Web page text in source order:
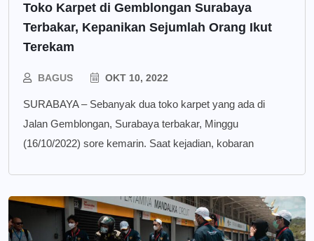
Toko Karpet di Gemblongan Surabaya
Terbakar, Kepanikan Sejumlah Orang Ikut
Terekam
BAGUS OKT 10, 2022
SURABAYA – Sebanyak dua toko karpet yang ada di
Jalan Gemblongan, Surabaya terbakar, Minggu
(16/10/2022) sore kemarin. Saat kejadian, kobaran